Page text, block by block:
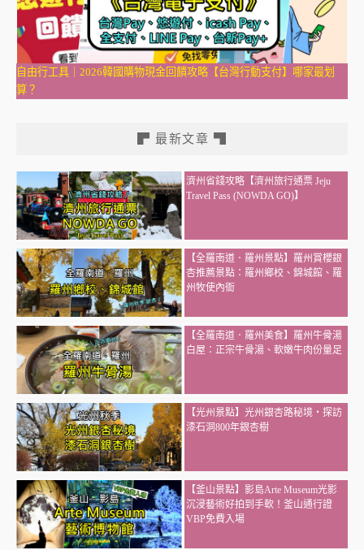
自由行工具｜2026韓國購物現金回饋攻略【台灣行動支付】哪家最划
算？
▛ 最新文章 ▜
濟州省錢攻略【濟州旅行通票 Jeju
Travel Pass (NOWDA GO)】
【全羅南道．羅州景點】羅州賞櫻銀
杏推薦景點：羅州鄉校、錦城館、羅
州牧使內衙
【全羅南道．羅州美食】羅州牛骨湯
白屋：正宗牛骨湯、軟嫩牛肉份量足
【光州景點】光州銀杏路秘境・探訪
漆石洞800年銀杏樹
【釜山景點】影島Arte Museum光影
沉浸藝術好拍到手軟！釜山通行證
VBP免費入場